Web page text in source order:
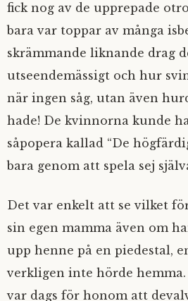
fick nog av de upprepade
bara var toppar av många
skrämmande liknande drag
utseendemässigt och hur
när ingen såg, utan även
hade! De kvinnorna kunde
såpopera kallad “De
bara genom att spela sej
Det var enkelt att se vilket
sin egen mamma även om
upp henne på en piedestal,
verkligen inte hörde hemma.
var dags för honom att